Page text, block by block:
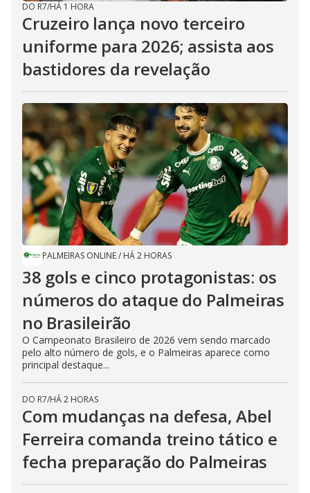
DO R7/HÁ 1 HORA
Cruzeiro lança novo terceiro
uniforme para 2026; assista aos
bastidores da revelação
PALMEIRAS ONLINE/ HÁ 2 HORAS
38 gols e cinco protagonistas: os
números do ataque do Palmeiras
no Brasileirão
O Campeonato Brasileiro de 2026 vem sendo marcado
pelo alto número de gols, e o Palmeiras aparece como
principal destaque...
DO R7/HÁ 2 HORAS
Com mudanças na defesa, Abel
Ferreira comanda treino tático e
fecha preparação do Palmeiras